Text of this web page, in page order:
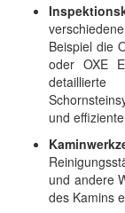
Beispiel die
oder OXE
und
und andere
des Kamins